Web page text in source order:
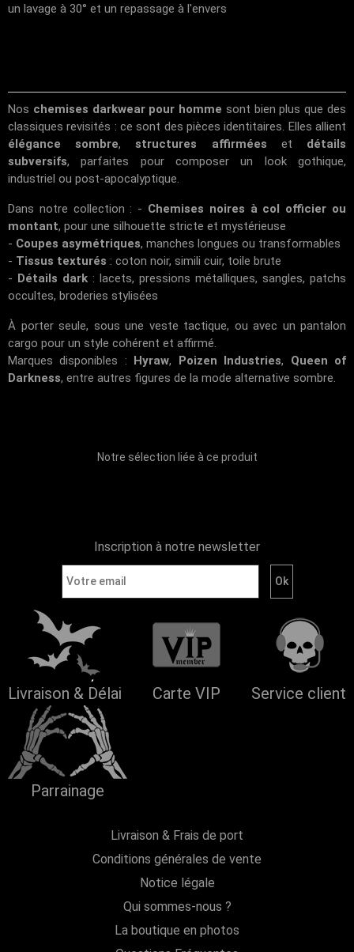
un lavage à 30° et un repassage à l'envers
Nos chemises darkwear pour homme sont bien plus que des
classiques revisités : ce sont des pièces identitaires. Elles allient
élégance sombre,structures affirmées et détails
subversifs, parfaites pour composer un look gothique,
industriel ou post-apocalyptique.
Dans notre collection : - Chemises noires à col officier ou
montant, pour une silhouette stricte et mystérieuse
- Coupes asymétriques, manches longues ou transformables
- Tissus texturés : coton noir, simili cuir, toile brute
- Détails dark : lacets, pressions métalliques, sangles, patchs
occultes, broderies stylisées
À porter seule, sous une veste tactique, ou avec un pantalon
cargo pour un style cohérent et affirmé.
Marques disponibles : Hyraw, Poizen Industries, Queen of
Darkness, entre autres figures de la mode alternative sombre.
Notre sélection liée à ce produit
Inscription à notre newsletter
Livraison & Délai Carte VIP Service client
Parrainage
Livraison & Frais de port
Conditions générales de vente
Notice légale
Qui sommes-nous ?
La boutique en photos